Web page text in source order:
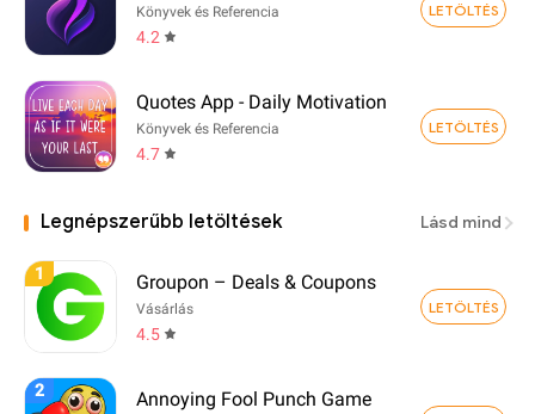
Könyvek és Referencia
4.2
LETÖLTÉS
Quotes App - Daily Motivation
Könyvek és Referencia
4.7
LETÖLTÉS
Legnépszerűbb letöltések Lásd mind
1 Groupon – Deals & Coupons
Vásárlás
4.5
LETÖLTÉS
2 Annoying Fool Punch Game